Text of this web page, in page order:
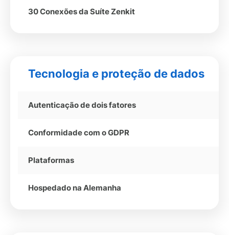
30 Conexões da Suíte Zenkit
Tecnologia e proteção de dados
Autenticação de dois fatores
Conformidade com o GDPR
Plataformas
Hospedado na Alemanha